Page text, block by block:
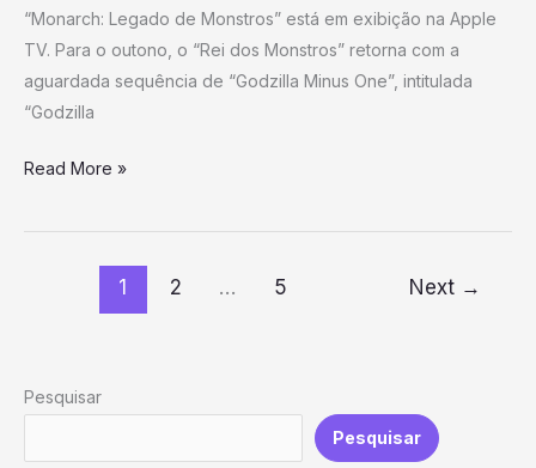
“Monarch: Legado de Monstros” está em exibição na Apple
TV. Para o outono, o “Rei dos Monstros” retorna com a
aguardada sequência de “Godzilla Minus One”, intitulada
“Godzilla
Read More »
1 2 … 5 Next →
Pesquisar
Pesquisar